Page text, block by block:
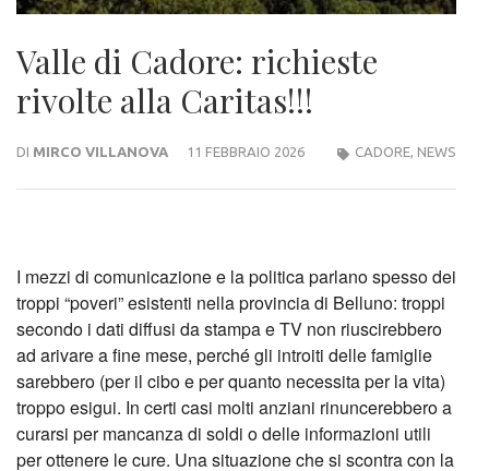
Valle di Cadore: richieste
rivolte alla Caritas!!!
DI MIRCO VILLANOVA 11 FEBBRAIO 2026 CADORE NEWS
I mezzi di comunicazione e la politica parlano spesso dei
troppi “poveri” esistenti nella provincia di Belluno: troppi
secondo i dati diffusi da stampa e TV non riuscirebbero
ad arivare a fine mese, perché gli introiti delle famiglie
sarebbero (per il cibo e per quanto necessita per la vita)
troppo esigui. In certi casi molti anziani rinuncerebbero a
curarsi per mancanza di soldi o delle informazioni utili
per ottenere le cure. Una situazione che si scontra con la